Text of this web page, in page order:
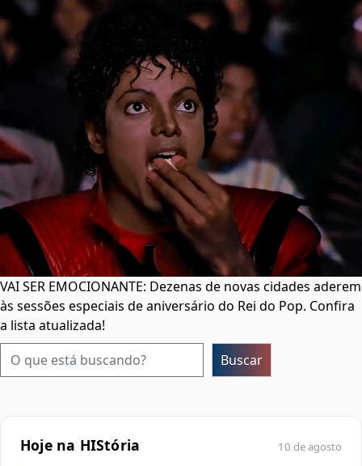
VAI SER EMOCIONANTE: Dezenas de novas cidades aderem
às sessões especiais de aniversário do Rei do Pop. Confira
a lista atualizada!
Pesquisar
Buscar
Hoje na HIStória 10 de agosto